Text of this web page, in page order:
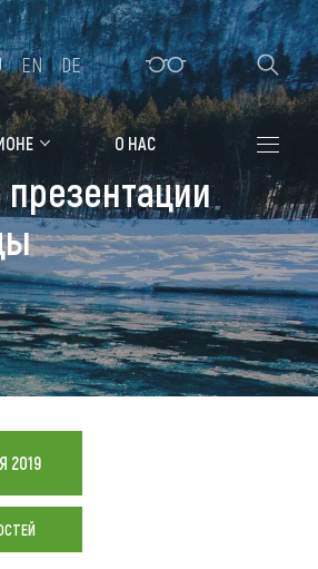
зимовка
остановиться
отели
базы
усадьбы
придорожные отели
впечатлений
О НАС
EN DE
2019